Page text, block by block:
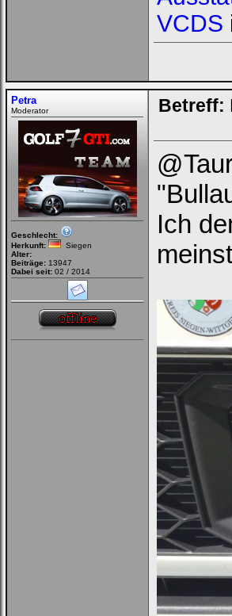
VCDS
Petra
Moderator
Geschlecht:
Herkunft:
Siegen
Alter:
Beiträge: 13947
Dabei seit: 02 / 2014
Betreff:
Ich